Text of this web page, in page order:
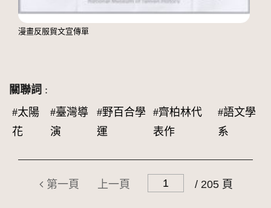
漫畫反服貿文宣傳單
關聯詞 :
#太陽
花
#臺灣導
演
#野百合學
運
#齊柏林代
表作
#語文學
系
第一頁 上一頁 / 205 頁